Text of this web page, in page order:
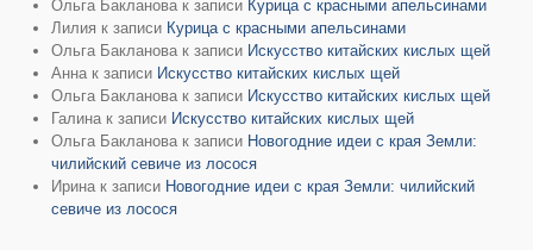
Ольга Бакланова к записи Курица с красными апельсинами
Лилия к записи Курица с красными апельсинами
Ольга Бакланова к записи Искусство китайских кислых щей
Анна к записи Искусство китайских кислых щей
Ольга Бакланова к записи Искусство китайских кислых щей
Галина к записи Искусство китайских кислых щей
Ольга Бакланова к записи Новогодние идеи с края Земли:
чилийский севиче из лосося
Ирина к записи Новогодние идеи с края Земли: чилийский
севиче из лосося